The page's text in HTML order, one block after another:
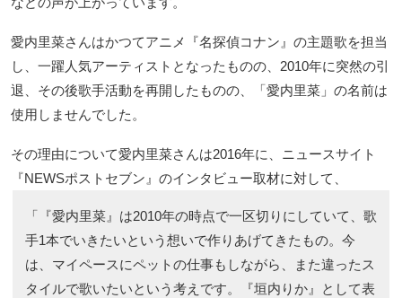
愛内里菜さんはかつてアニメ『名探偵コナン』の主題歌を担当
し、一躍人気アーティストとなったものの、2010年に突然の引
退、その後歌手活動を再開したものの、「愛内里菜」の名前は
使用しませんでした。
その理由について愛内里菜さんは2016年に、ニュースサイト
『NEWSポストセブン』のインタビュー取材に対して、
「『愛内里菜』は2010年の時点で一区切りにしていて、歌
手1本でいきたいという想いで作りあげてきたもの。今
は、マイペースにペットの仕事もしながら、また違ったス
タイルで歌いたいという考えです。『垣内りか』として表